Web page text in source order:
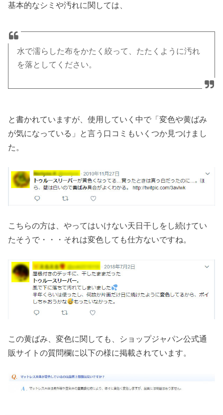
基本的なシミや汚れに関しては、
水で濡らした布をかたく絞って、たたくように汚れ
を落としてください。
と書かれていますが、使用していく中で「変色や黄ばみ
が気になっている」と言う口コミもいくつか見つけまし
た。
こちらの方は、やってはいけない天日干しをし続けてい
たそうで・・・それは変色しても仕方ないですね。
この黄ばみ、変色に関しても、ショップジャパン公式通
販サイトの質問欄に以下の様に掲載されています。